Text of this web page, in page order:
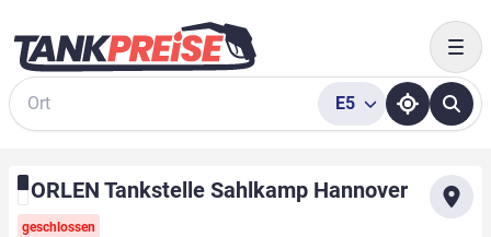
Suche
E5
ORLEN Tankstelle Sahlkamp Hannover
geschlossen